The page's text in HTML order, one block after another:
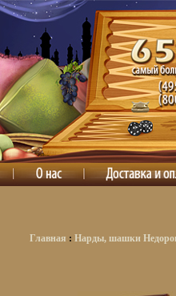
Главная : Нарды, шашки